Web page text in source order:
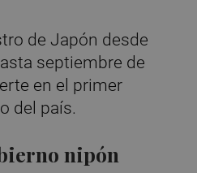
de Japón desde
septiembre de
en el primer
del país.
nipón